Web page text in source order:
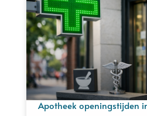
Apotheek openingstijden